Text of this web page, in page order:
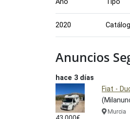
Año Tipo
2020
Anuncios
hace 3 días
Fiat -
Murcia